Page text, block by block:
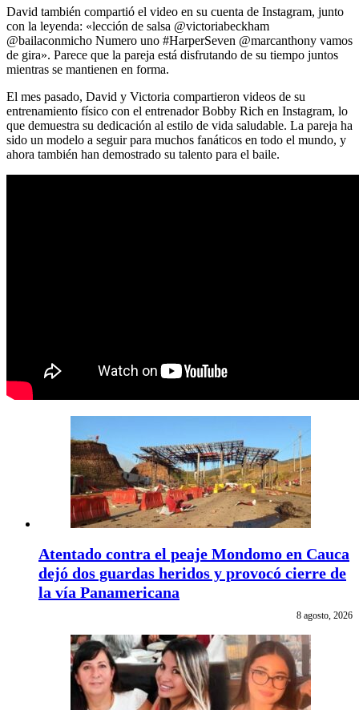
David también compartió el video en su cuenta de Instagram, junto
con la leyenda: «lección de salsa @victoriabeckham
@bailaconmicho Numero uno #HarperSeven @marcanthony vamos
de gira». Parece que la pareja está disfrutando de su tiempo juntos
mientras se mantienen en forma.
El mes pasado, David y Victoria compartieron videos de su
entrenamiento físico con el entrenador Bobby Rich en Instagram, lo
que demuestra su dedicación al estilo de vida saludable. La pareja ha
sido un modelo a seguir para muchos fanáticos en todo el mundo, y
ahora también han demostrado su talento para el baile.
Atentado contra el peaje Mondomo en Cauca
dejó dos guardas heridos y provocó cierre de
la vía Panamericana
8 agosto, 2026